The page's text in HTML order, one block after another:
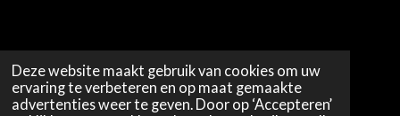
Deze website maakt gebruik van cookies om uw
ervaring te verbeteren en op maat gemaakte
advertenties weer te geven. Door op ‘Accepteren’